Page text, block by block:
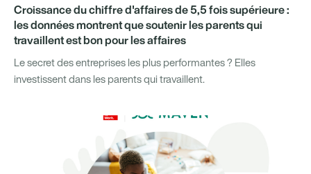
Croissance du chiffre d'affaires de 5,5 fois supérieure :
les données montrent que soutenir les parents qui
travaillent est bon pour les affaires
Le secret des entreprises les plus performantes ? Elles
investissent dans les parents qui travaillent.